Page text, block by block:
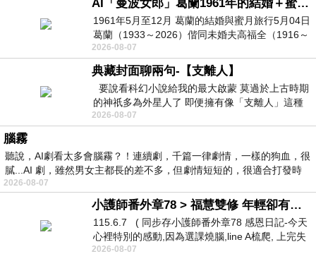
AI「曼波女郎」葛蘭1961年的結婚＋蜜月旅行 #戀上老電影 #葛蘭 #粟子
1961年5月至12月 葛蘭的結婚與蜜月旅行5月04日
葛蘭（1933～2026）偕同未婚夫高福全（1916～
2004）乘郵輪赴倫敦6月15日於英國倫敦St.S
2026-08-07
典藏封面聊兩句-【支離人】
要說看科幻小說給我的最大啟蒙 莫過於上古時期
的神祇多為外星人了 即便擁有像「支離人」這種
驚世駭俗的神通法門 也未必讀
2026-08-07
腦霧
聽說，AI劇看太多會腦霧？！連續劇，千篇一律劇情，一樣的狗血，很
膩...AI 劇，雖然男女主都長的差不多，但劇情短短的，很適合打發時
2026-08-07
小護師番外章78 > 福慧雙修 年輕卻有個老靈魂 ㄑ金剛經〉podcast
115.6.7 ( 同步存小護師番外章78 感恩日記-今天
心裡特別的感動,因為選課燒腦,line A梳爬, 上完失
智課的她,特來傾
2026-08-07